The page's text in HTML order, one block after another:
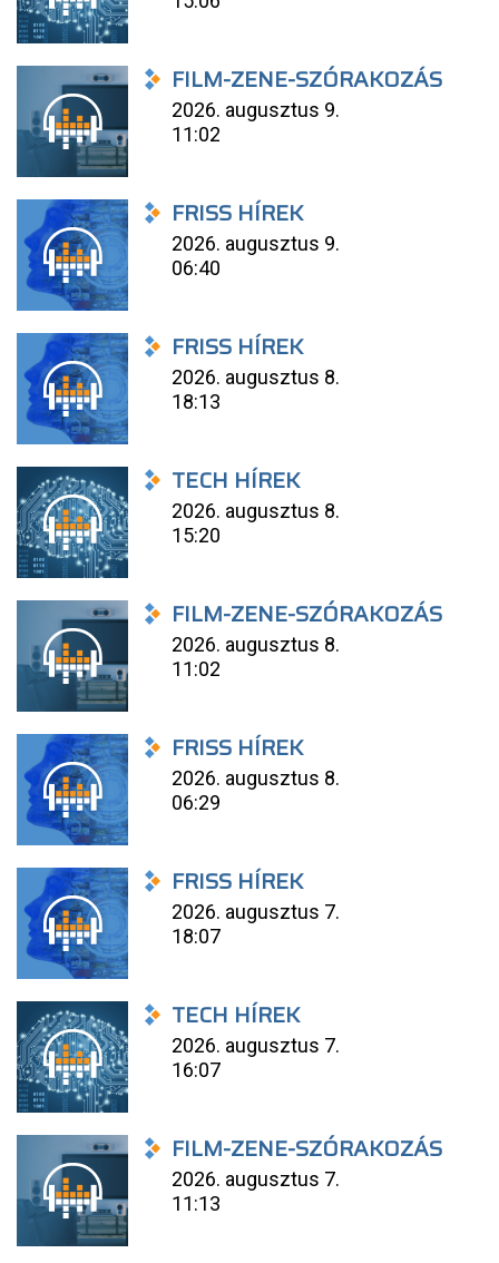
FILM-ZENE-SZÓRAKOZÁS
2026. augusztus 9.
11:02
FRISS HÍREK
2026. augusztus 9.
06:40
FRISS HÍREK
2026. augusztus 8.
18:13
TECH HÍREK
2026. augusztus 8.
15:20
FILM-ZENE-SZÓRAKOZÁS
2026. augusztus 8.
11:02
FRISS HÍREK
2026. augusztus 8.
06:29
FRISS HÍREK
2026. augusztus 7.
18:07
TECH HÍREK
2026. augusztus 7.
16:07
FILM-ZENE-SZÓRAKOZÁS
2026. augusztus 7.
11:13